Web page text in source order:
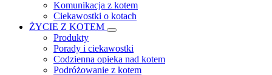
Komunikacja z kotem
Ciekawostki o kotach
ŻYCIE Z KOTEM
Produkty
Porady i ciekawostki
Codzienna opieka nad kotem
Podróżowanie z kotem